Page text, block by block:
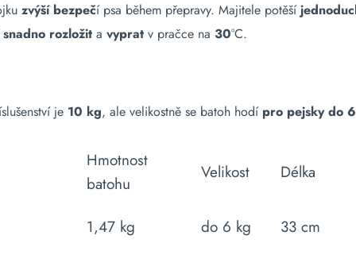
zvýší bezpečí psa během přepravy. Majitele potěší
snadno rozložit a vyprat v pračce na 30°C.
je 10 kg, ale velikostně se batoh hodí pro pejsky do
Hmotnost
batohu
Velikost Délka
1,47 kg do 6 kg 33 cm